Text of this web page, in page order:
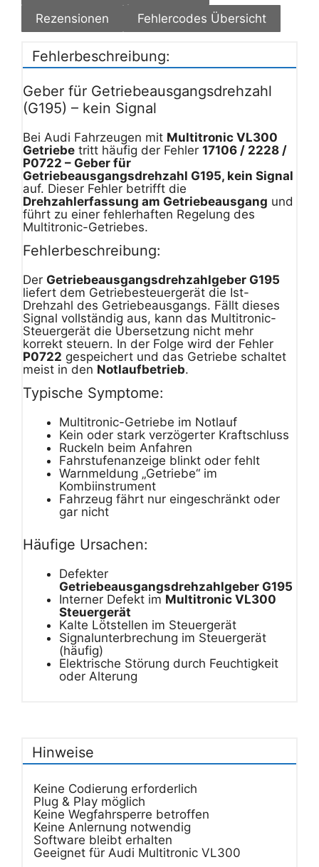
Rezensionen
Fehlercodes Übersicht
Fehlerbeschreibung:
Geber für Getriebeausgangsdrehzahl
(G195) – kein Signal
Bei Audi Fahrzeugen mit Multitronic VL300
Getriebe tritt häufig der Fehler 17106 / 2228 /
P0722 – Geber für
Getriebeausgangsdrehzahl G195, kein Signal
auf. Dieser Fehler betrifft die
Drehzahlerfassung am Getriebeausgang und
führt zu einer fehlerhaften Regelung des
Multitronic-Getriebes.
Fehlerbeschreibung:
Der Getriebeausgangsdrehzahlgeber G195
liefert dem Getriebesteuergerät die Ist-
Drehzahl des Getriebeausgangs. Fällt dieses
Signal vollständig aus, kann das Multitronic-
Steuergerät die Übersetzung nicht mehr
korrekt steuern. In der Folge wird der Fehler
P0722 gespeichert und das Getriebe schaltet
meist in den Notlaufbetrieb.
Typische Symptome:
Multitronic-Getriebe im Notlauf
Kein oder stark verzögerter Kraftschluss
Ruckeln beim Anfahren
Fahrstufenanzeige blinkt oder fehlt
Warnmeldung „Getriebe“ im
Kombiinstrument
Fahrzeug fährt nur eingeschränkt oder
gar nicht
Häufige Ursachen:
Defekter
Getriebeausgangsdrehzahlgeber G195
Interner Defekt im Multitronic VL300
Steuergerät
Kalte Lötstellen im Steuergerät
Signalunterbrechung im Steuergerät
(häufig)
Elektrische Störung durch Feuchtigkeit
oder Alterung
Hinweise
Keine Codierung erforderlich
Plug & Play möglich
Keine Wegfahrsperre betroffen
Keine Anlernung notwendig
Software bleibt erhalten
Geeignet für Audi Multitronic VL300